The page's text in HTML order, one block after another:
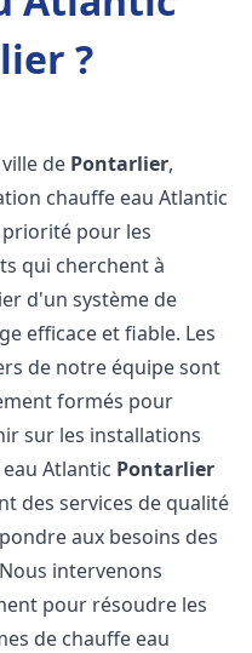
?
de Pontarlier,
chauffe eau Atlantic
pour les
qui cherchent à
d'un système de
efficace et fiable. Les
de notre équipe sont
formés pour
sur les installations
Atlantic Pontarlier
des services de qualité
aux besoins des
intervenons
pour résoudre les
de chauffe eau